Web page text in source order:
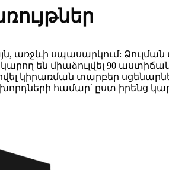
առջևի սպասարկում:
են միաձուլվել 90
կիրառման տարբեր
համար՝ ըստ իրենց